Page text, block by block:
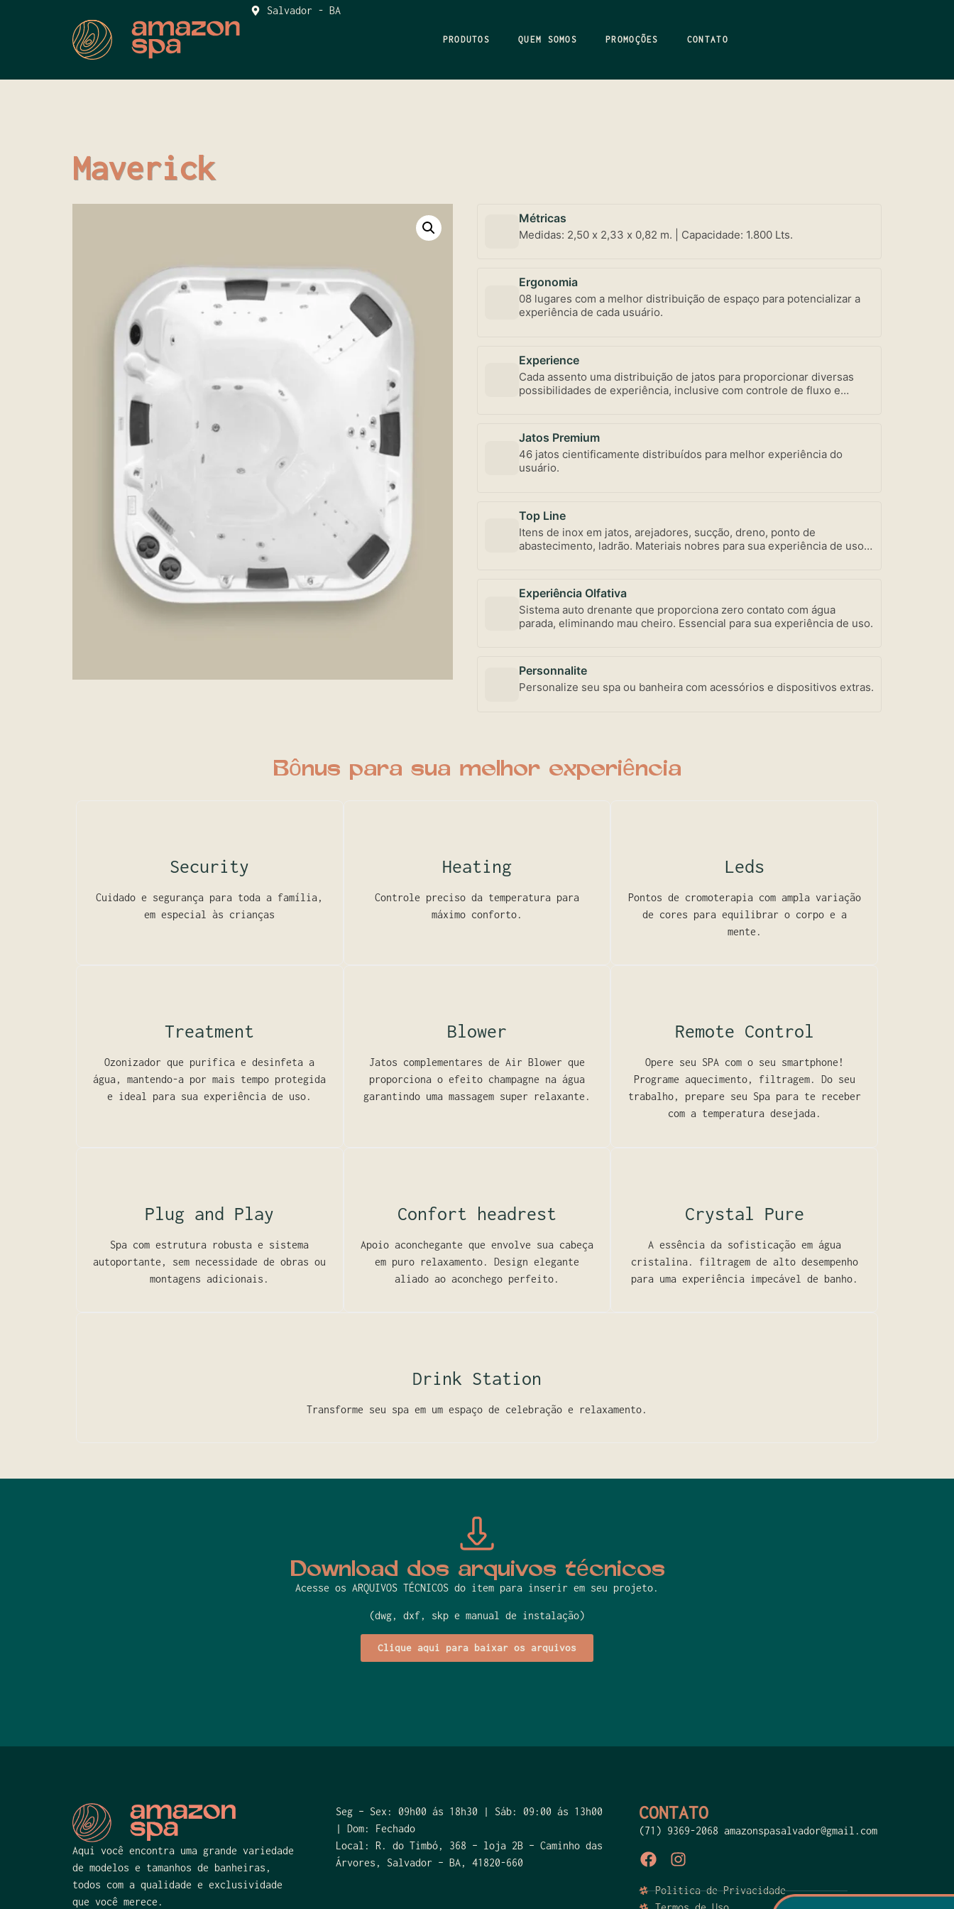
Salvador - BA
PRODUTOS QUEM SOMOS PROMOÇÕES CONTATO
Maverick
Métricas
Medidas: 2,50 x 2,33 x 0,82 m. | Capacidade: 1.800 Lts.
Ergonomia
08 lugares com a melhor distribuição de espaço para potencializar a
experiência de cada usuário.
Experience
Cada assento uma distribuição de jatos para proporcionar diversas
possibilidades de experiência, inclusive com controle de fluxo e
Jatos Premium
46 jatos cientificamente distribuídos para melhor experiência do
usuário.
Top Line
Itens de inox em jatos, arejadores, sucção, dreno, ponto de
abastecimento, ladrão. Materiais nobres para sua experiência de uso e
Experiência Olfativa
Sistema auto drenante que proporciona zero contato com água
parada, eliminando mau cheiro. Essencial para sua experiência de uso.
Personnalite
Personalize seu spa ou banheira com acessórios e dispositivos extras.
Bônus para sua melhor experiência
Security
Cuidado e segurança para toda a família,
em especial às crianças
Heating
Controle preciso da temperatura para
máximo conforto.
Leds
Pontos de cromoterapia com ampla variação
de cores para equilibrar o corpo e a
mente.
Treatment
Ozonizador que purifica e desinfeta a
água, mantendo-a por mais tempo protegida
e ideal para sua experiência de uso.
Blower
Jatos complementares de Air Blower que
proporciona o efeito champagne na água
garantindo uma massagem super relaxante.
Remote Control
Opere seu SPA com o seu smartphone!
Programe aquecimento, filtragem. Do seu
trabalho, prepare seu Spa para te receber
com a temperatura desejada.
Plug and Play
Spa com estrutura robusta e sistema
autoportante, sem necessidade de obras ou
montagens adicionais.
Confort headrest
Apoio aconchegante que envolve sua cabeça
em puro relaxamento. Design elegante
aliado ao aconchego perfeito.
Crystal Pure
A essência da sofisticação em água
cristalina. filtragem de alto desempenho
para uma experiência impecável de banho.
Drink Station
Transforme seu spa em um espaço de celebração e relaxamento.
Download dos arquivos técnicos
Acesse os ARQUIVOS TÉCNICOS do item para inserir em seu projeto.
(dwg, dxf, skp e manual de instalação)
Clique aqui para baixar os arquivos
Aqui você encontra uma grande variedade
de modelos e tamanhos de banheiras,
todos com a qualidade e exclusividade
que você merece.
Seg – Sex: 09h00 ás 18h30 | Sáb: 09:00 ás 13h00
| Dom: Fechado
Local: R. do Timbó, 368 – loja 2B – Caminho das
Árvores, Salvador – BA, 41820-660
CONTATO
(71) 9369-2068 amazonspasalvador@gmail.com
Politica de Privacidade